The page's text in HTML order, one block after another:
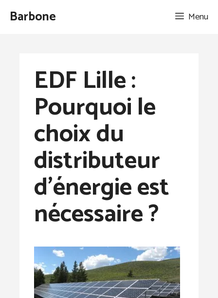
AllerBarbone Menu
EDF Lille :
Pourquoi le
choix du
distributeur
d’énergie est
nécessaire ?